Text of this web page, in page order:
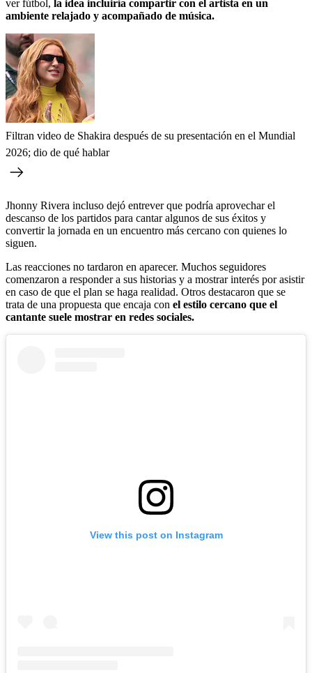
ver fútbol, la idea incluiría compartir con el artista en un
ambiente relajado y acompañado de música.
Filtran video de Shakira después de su presentación en el Mundial
2026; dio de qué hablar
Jhonny Rivera incluso dejó entrever que podría aprovechar el
descanso de los partidos para cantar algunos de sus éxitos y
convertir la jornada en un encuentro más cercano con quienes lo
siguen.
Las reacciones no tardaron en aparecer. Muchos seguidores
comenzaron a responder a sus historias y a mostrar interés por asistir
en caso de que el plan se haga realidad. Otros destacaron que se
trata de una propuesta que encaja con el estilo cercano que el
cantante suele mostrar en redes sociales.
View this post on Instagram